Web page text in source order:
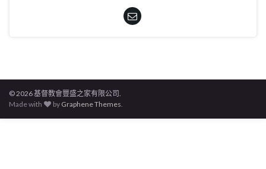
© 2026 基督教會豐盛之家有限公司.
Made with
by Graphene Themes.